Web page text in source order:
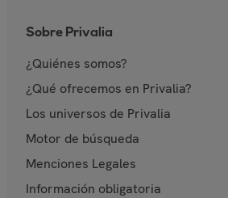
Sobre Privalia
¿Quiénes somos?
¿Qué ofrecemos en Privalia?
Los universos de Privalia
Motor de búsqueda
Menciones Legales
Información obligatoria